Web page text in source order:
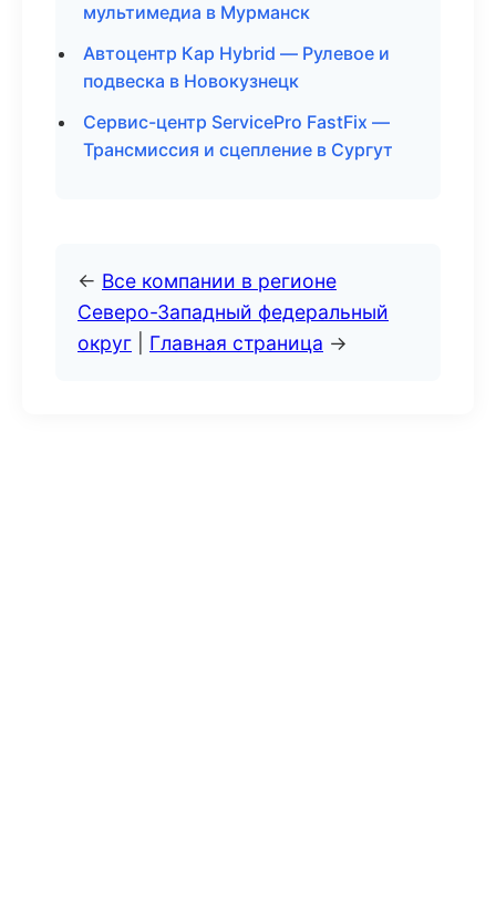
мультимедиа в Мурманск
Автоцентр Кар Hybrid — Рулевое и
подвеска в Новокузнецк
Сервис-центр ServicePro FastFix —
Трансмиссия и сцепление в Сургут
← Все компании в регионе
Северо-Западный федеральный
округ
Главная страница →